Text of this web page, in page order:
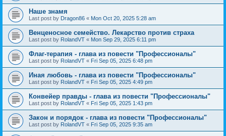
Наше знамя
Last post by Dragon86 « Mon Oct 20, 2025 5:28 am
Венценосное семейство. Лекарство против страха
Last post by RolandVT « Mon Sep 29, 2025 6:11 pm
Флаг-терапия - глава из повести "Профессионалы"
Last post by RolandVT « Fri Sep 05, 2025 6:48 pm
Иная любовь - глава из повести "Профессионалы"
Last post by RolandVT « Fri Sep 05, 2025 4:49 pm
Конвейер правды - глава из повести "Профессионалы"
Last post by RolandVT « Fri Sep 05, 2025 1:43 pm
Закон и порядок - глава из повести "Профессионалы"
Last post by RolandVT « Fri Sep 05, 2025 9:35 am